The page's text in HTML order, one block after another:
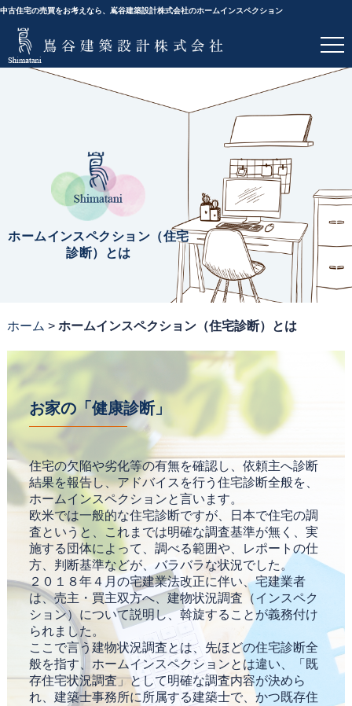
中古住宅の売買をお考えなら、嶌谷建築設計株式会社のホームインスペクション
ホームインスペクション（住宅
診断）とは
ホーム > ホームインスペクション（住宅診断）とは
お家の「健康診断」
住宅の欠陥や劣化等の有無を確認し、依頼主へ診断
結果を報告し、アドバイスを行う住宅診断全般を、
ホームインスペクションと言います。
欧米では一般的な住宅診断ですが、日本で住宅の調
査というと、これまでは明確な調査基準が無く、実
施する団体によって、調べる範囲や、レポートの仕
方、判断基準などが、バラバラな状況でした。
２０１８年４月の宅建業法改正に伴い、宅建業者
は、売主・買主双方へ、建物状況調査（インスペク
ション）について説明し、斡旋することが義務付け
られました。
ここで言う建物状況調査とは、先ほどの住宅診断全
般を指す、ホームインスペクションとは違い、「既
存住宅状況調査」として明確な調査内容が決めら
れ、建築士事務所に所属する建築士で、かつ既存住